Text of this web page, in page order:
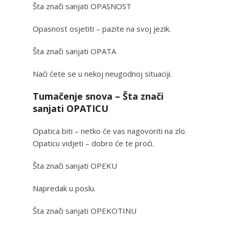
Šta znači sanjati OPASNOST
Opasnost osjetiti – pazite na svoj jezik.
Šta znači sanjati OPATA
Naći ćete se u nekoj neugodnoj situaciji.
Tumačenje snova – Šta znači
sanjati OPATICU
Opatica biti – netko će vas nagovoriti na zlo.
Opaticu vidjeti – dobro će te proći.
Šta znači sanjati OPEKU
Napredak u poslu.
Šta znači sanjati OPEKOTINU